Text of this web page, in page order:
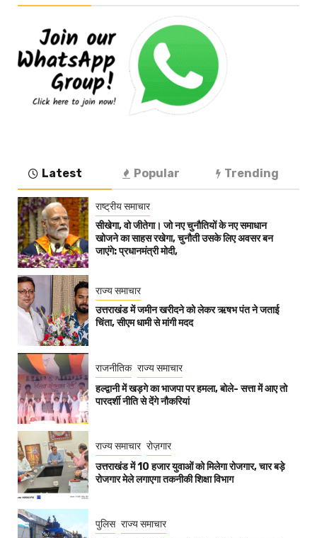
Latest Popular Trending
राष्ट्रीय समाचार
सीखेगा, वो जीतेगा। जो नए चुनौतियों के नए समाधान
खोजने का साहस रखेगा, चुनौती उसके लिए अवसर बन
जाएंगे: प्रधानमंत्री मोदी,
राज्य समाचार
उत्तराखंड में जमीन खरीदने को लेकर ऋषभ पंत ने जताई
चिंता, सीएम धामी से मांगी मदद
राजनीतिक राज्य समाचार
हल्द्वानी में खड़गे का भाजपा पर हमला, बोले- सत्ता में आए तो
पारदर्शी नीति से देंगे नौकरियां
राज्य समाचार रोज़गार
उत्तराखंड में 10 हजार युवाओं को मिलेगा रोजगार, चार बड़े
रोजगार मेले लगाएगा तकनीकी शिक्षा विभाग
पुलिस राज्य समाचार